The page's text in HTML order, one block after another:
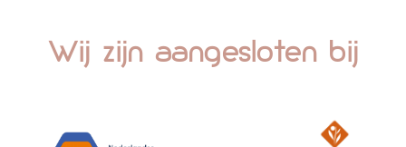
Wij zijn aangesloten bij